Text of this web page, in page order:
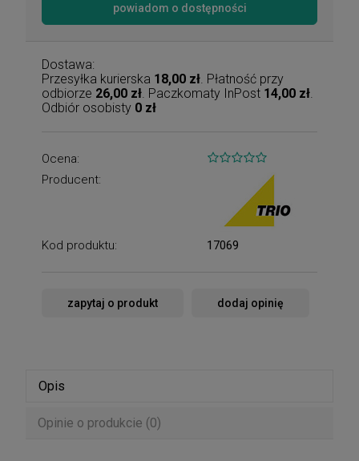
powiadom o dostępności
Dostawa:
Przesyłka kurierska 18,00 zł . Płatność przy
odbiorze 26,00 zł . Paczkomaty InPost 14,00 zł
Odbiór osobisty 0 zł
Ocena:
Producent:
Kod produktu: 17069
zapytaj o produkt dodaj opinię
Opis
Opinie o produkcie (0)